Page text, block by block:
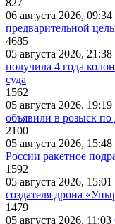
827
06 августа 2026, 09:34
предварительной
4685
05 августа 2026, 21:38
получила 4 года
суда
1562
05 августа 2026, 19:19
объявили в розыск
2100
05 августа 2026, 15:48
России ракетное
1592
05 августа 2026, 15:01
создателя дрона
1479
05 августа 2026, 11:03